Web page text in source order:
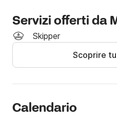
(tasse incluse) ?‍♂️?
Sueblue: €45/giorno (tasse
Capacità: 12 persone se
Per qualsiasi altra
Servizi offerti da
Skipper
Scoprire
Calendario